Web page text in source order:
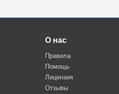
О нас
Правила
Помощь
Лицензия
Отзывы